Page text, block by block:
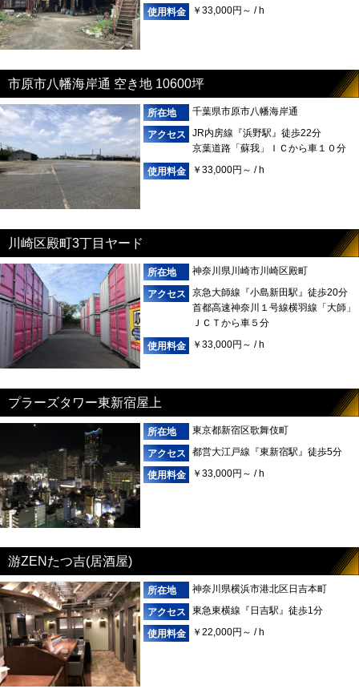
￥33,000円～ / h
市原市八幡海岸通 空き地 10600坪
千葉県市原市八幡海岸通
JR内房線『浜野駅』徒歩22分
京葉道路「蘇我」ＩＣから車１０分
￥33,000円～ / h
川崎区殿町3丁目ヤード
神奈川県川崎市川崎区殿町
京急大師線『小島新田駅』徒歩20分
首都高速神奈川１号線横羽線「大師」
ＪＣＴから車５分
￥33,000円～ / h
プラーズタワー東新宿屋上
東京都新宿区歌舞伎町
都営大江戸線『東新宿駅』徒歩5分
￥33,000円～ / h
游ZENたつ吉(居酒屋)
神奈川県横浜市港北区日吉本町
東急東横線『日吉駅』徒歩1分
￥22,000円～ / h